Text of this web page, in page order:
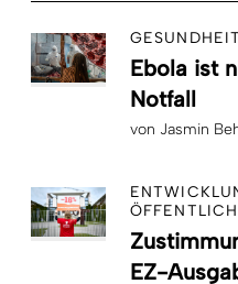
GESUNDHEIT
Ebola ist
Notfall
von Jasmin
EZ-